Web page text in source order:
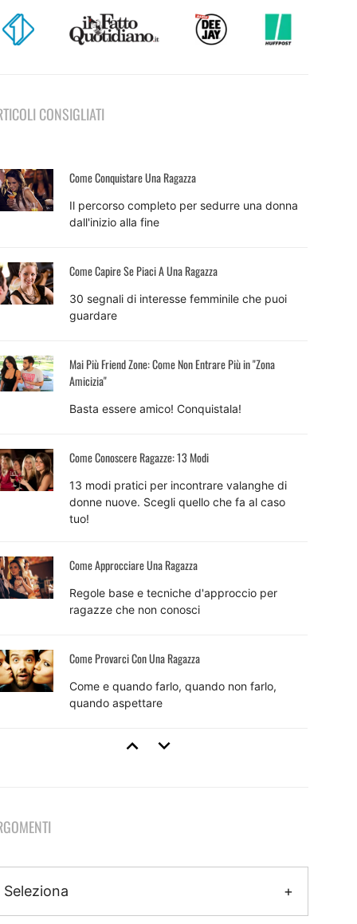
CONSIGLIATI
Come Conquistare Una Ragazza
Il percorso completo per sedurre una donna
dall'inizio alla fine
Come Capire Se Piaci A Una Ragazza
30 segnali di interesse femminile che puoi
guardare
Mai Più Friend Zone: Come Non Entrare Più in "Zona
Amicizia"
Basta essere amico! Conquistala!
Come Conoscere Ragazze: 13 Modi
13 modi pratici per incontrare valanghe di
donne nuove. Scegli quello che fa al caso
tuo!
Come Approcciare Una Ragazza
Regole base e tecniche d'approccio per
ragazze che non conosci
Come Provarci Con Una Ragazza
Come e quando farlo, quando non farlo,
quando aspettare
Tecniche Di Seduzione
Seleziona